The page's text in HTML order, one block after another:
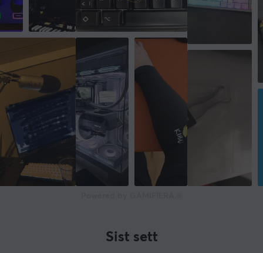
EGENSKAPER
Megapiksler
Oppløsning
1280 x 720, 1920 x 1080
Videoformat
1080p/30fps, 720p/30fps
Lydstøtte
Ja
Plug & Play
Ja
Sist sett